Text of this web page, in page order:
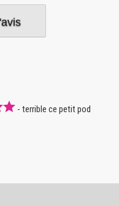
- terrible ce petit pod